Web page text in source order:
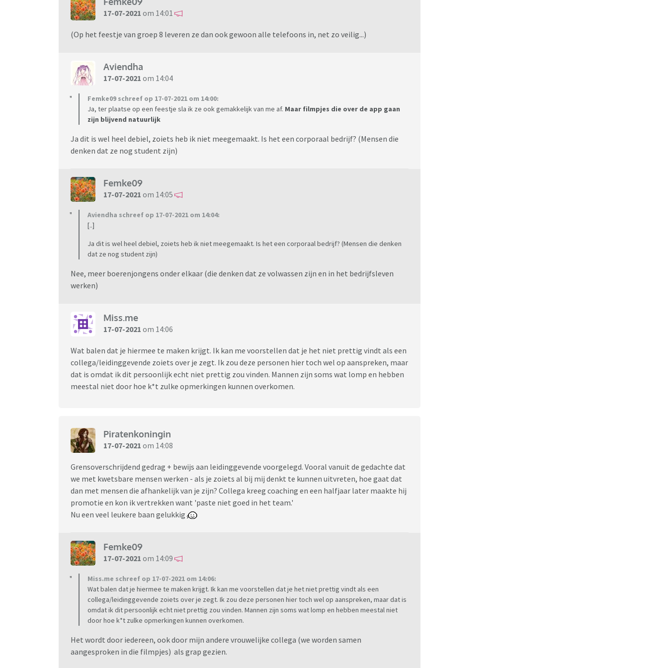
17-07-2021 om 14:01
(Op het feestje van groep 8 leveren ze dan ook gewoon alle telefoons in, net zo veilig...)
Aviendha
17-07-2021 om 14:04
Femke09 schreef op 17-07-2021 om 14:00:
Ja, ter plaatse op een feestje sla ik ze ook gemakkelijk van me af. Maar filmpjes die over de app gaan
zijn blijvend natuurlijk
Ja dit is wel heel debiel, zoiets heb ik niet meegemaakt. Is het een corporaal bedrijf? (Mensen die
denken dat ze nog student zijn)
Femke09
17-07-2021 om 14:05
Aviendha schreef op 17-07-2021 om 14:04:
[..]
Ja dit is wel heel debiel, zoiets heb ik niet meegemaakt. Is het een corporaal bedrijf? (Mensen die denken
dat ze nog student zijn)
Nee, meer boerenjongens onder elkaar (die denken dat ze volwassen zijn en in het bedrijfsleven
werken)
Miss.me
17-07-2021 om 14:06
Wat balen dat je hiermee te maken krijgt. Ik kan me voorstellen dat je het niet prettig vindt als een
collega/leidinggevende zoiets over je zegt. Ik zou deze personen hier toch wel op aanspreken, maar
dat is omdat ik dit persoonlijk echt niet prettig zou vinden. Mannen zijn soms wat lomp en hebben
meestal niet door hoe k*t zulke opmerkingen kunnen overkomen.
Piratenkoningin
17-07-2021 om 14:08
Grensoverschrijdend gedrag + bewijs aan leidinggevende voorgelegd. Vooral vanuit de gedachte dat
we met kwetsbare mensen werken - als je zoiets al bij mij denkt te kunnen uitvreten, hoe gaat dat
dan met mensen die afhankelijk van je zijn? Collega kreeg coaching en een halfjaar later maakte hij
promotie en kon ik vertrekken want 'paste niet goed in het team.'
Nu een veel leukere baan gelukkig
Femke09
17-07-2021 om 14:09
Miss.me schreef op 17-07-2021 om 14:06:
Wat balen dat je hiermee te maken krijgt. Ik kan me voorstellen dat je het niet prettig vindt als een
collega/leidinggevende zoiets over je zegt. Ik zou deze personen hier toch wel op aanspreken, maar dat is
omdat ik dit persoonlijk echt niet prettig zou vinden. Mannen zijn soms wat lomp en hebben meestal niet
door hoe k*t zulke opmerkingen kunnen overkomen.
Het wordt door iedereen, ook door mijn andere vrouwelijke collega (we worden samen
aangesproken in die filmpjes) als grap gezien.